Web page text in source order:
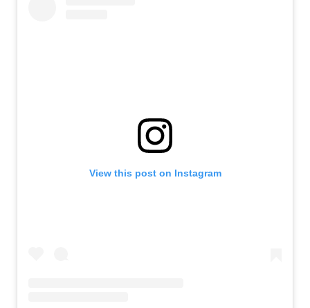
View this post on Instagram